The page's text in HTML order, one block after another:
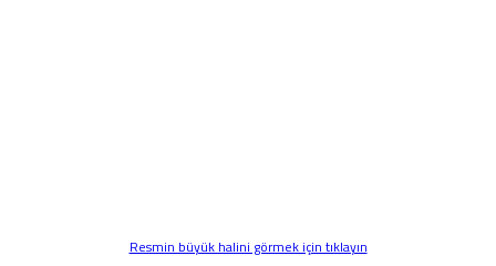
Resmin büyük halini görmek için tıklayın